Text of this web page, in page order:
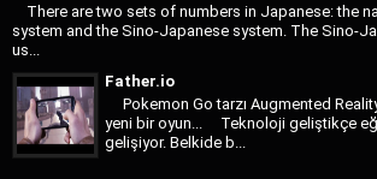
There are two sets of numbers in Japanese: the
system and the Sino-Japanese system. The Sino-
us...
Father.io
Pokemon Go tarzı Augmented
yeni bir oyun... Teknoloji geliştikçe
gelişiyor. Belkide b...